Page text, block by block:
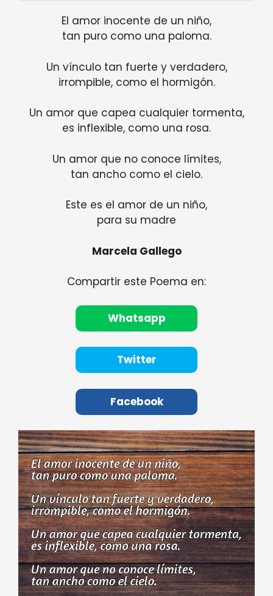
El amor inocente de un niño,
tan puro como una paloma.
Un vínculo tan fuerte y verdadero,
irrompible, como el hormigón.
Un amor que capea cualquier tormenta,
es inflexible, como una rosa.
Un amor que no conoce límites,
tan ancho como el cielo.
Este es el amor de un niño,
para su madre
Marcela Gallego
Compartir este Poema en:
Whatsapp
Twitter
Facebook